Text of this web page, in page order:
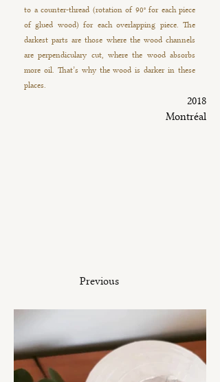
to a counter-thread (rotation of 90° for each piece
of glued wood) for each overlapping piece. The
darkest parts are those where the wood channels
are perpendiculary cut, where the wood absorbs
more oil. That’s why the wood is darker in these
places.
2018
Montréal
Previous